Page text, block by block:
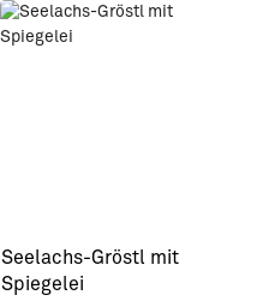
Seelachs-Gröstl mit
Spiegelei